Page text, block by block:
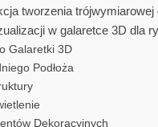
tworzenia trójwymiarowej
w galaretce 3D dla
Galaretki 3D
Podłoża
Dekoracyjnych